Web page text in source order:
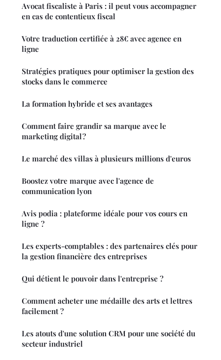
Avocat fiscaliste à Paris : il peut vous accompagner
en cas de contentieux fiscal
Votre traduction certifiée à 28€ avec agence en
ligne
Stratégies pratiques pour optimiser la gestion des
stocks dans le commerce
La formation hybride et ses avantages
Comment faire grandir sa marque avec le
marketing digital ?
Le marché des villas à plusieurs millions d'euros
Boostez votre marque avec l'agence de
communication lyon
Avis podia : plateforme idéale pour vos cours en
ligne ?
Les experts-comptables : des partenaires clés pour
la gestion financière des entreprises
Qui détient le pouvoir dans l'entreprise ?
Comment acheter une médaille des arts et lettres
facilement ?
Les atouts d'une solution CRM pour une société du
secteur industriel